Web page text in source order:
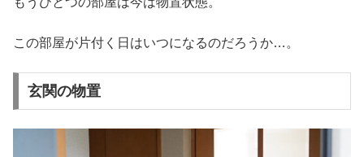
この部屋が片付く日はいつになるのだろうか…。
玄関の物置